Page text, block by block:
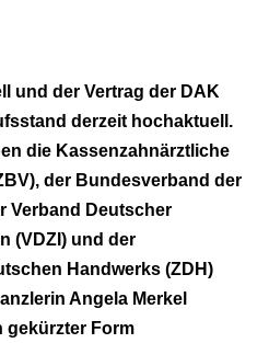
und der Vertrag der DAK
derzeit hochaktuell.
die Kassenzahnärztliche
der Bundesverband der
Verband Deutscher
(VDZI) und der
Handwerks (ZDH)
Angela Merkel
gekürzter Form